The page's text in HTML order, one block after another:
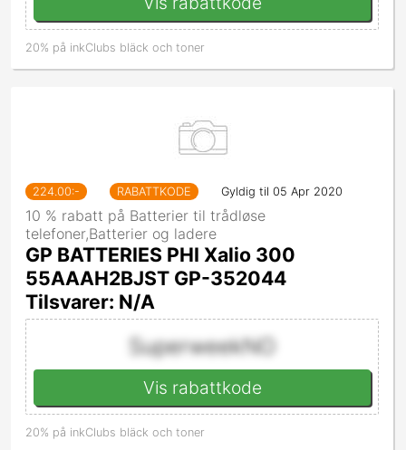
20% på inkClubs bläck och toner
224.00:- RABATTKODE Gyldig til 05 Apr 2020
10 % rabatt på Batterier til trådløse
telefoner,Batterier og ladere
GP BATTERIES PHI Xalio 300
55AAAH2BJST GP-352044
Tilsvarer: N/A
SuperweekNO
Vis rabattkode
20% på inkClubs bläck och toner